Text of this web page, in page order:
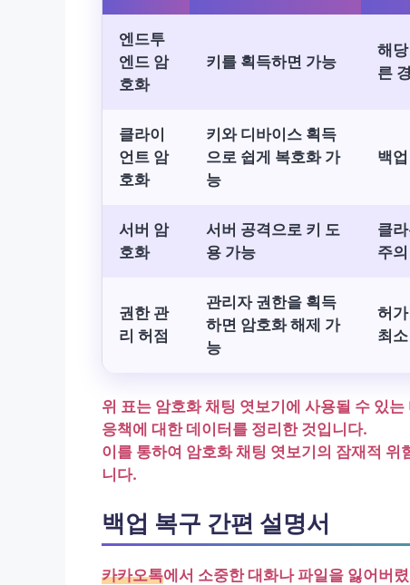
엔드투
엔드 암
호화
키를 획득하면 가능
해
른
클라이
언트 암
호화
키와 디바이스 획득
으로 쉽게 복호화 가
능
백
서버 암
호화
서버 공격으로 키 도
용 가능
클
주의
권한 관
리 허점
관리자 권한을 획득
하면 암호화 해제 가
능
허
최
위 표는 암호화 채팅 엿보기에 사용될 수 있
응책에 대한 데이터를 정리한 것입니다.
이를 통하여 암호화 채팅 엿보기의 잠재적
니다.
백업 복구 간편 설명서
카카오톡에서 소중한 대화나 파일을 잃어버